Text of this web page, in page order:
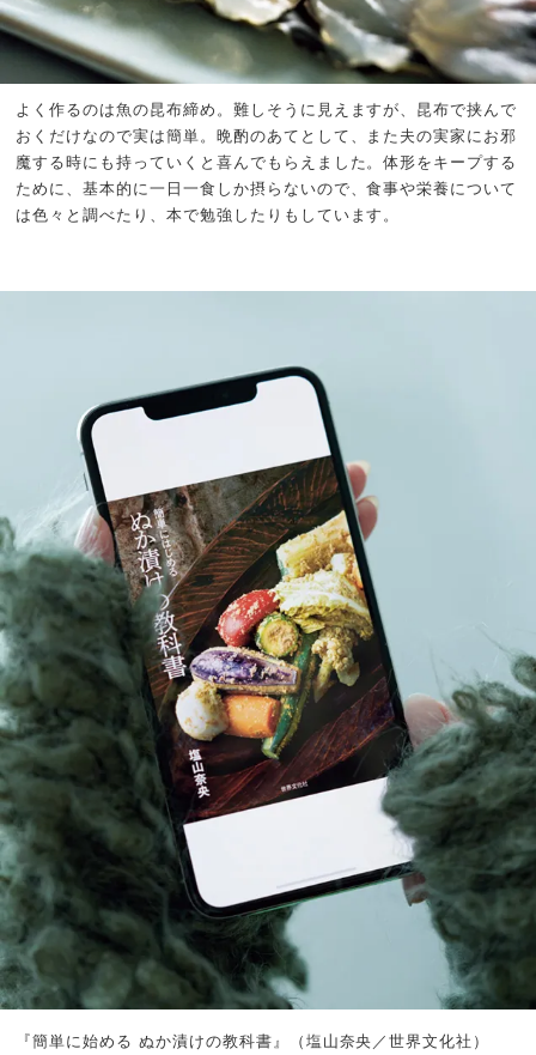
よく作るのは魚の昆布締め。難しそうに見えますが、昆布で挟んで
おくだけなので実は簡単。晩酌のあてとして、また夫の実家にお邪
魔する時にも持っていくと喜んでもらえました。体形をキープする
ために、基本的に一日一食しか摂らないので、食事や栄養について
は色々と調べたり、本で勉強したりもしています。
『簡単に始める ぬか漬けの教科書』（塩山奈央／世界文化社）